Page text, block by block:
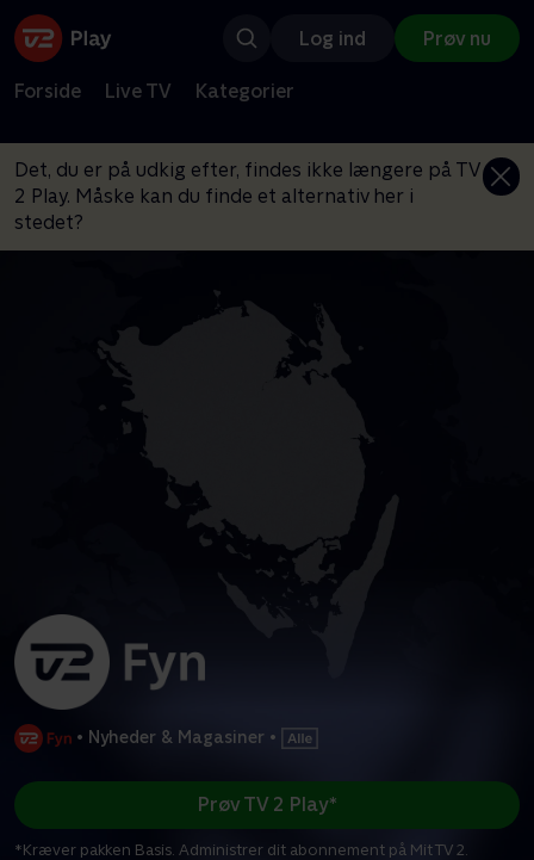
Log ind Prøv nu
Forside Live TV Kategorier
Det, du er på udkig efter, findes ikke længere på TV
2 Play. Måske kan du finde et alternativ her i
stedet?
• Nyheder & Magasiner •
Prøv TV 2 Play*
*Kræver pakken Basis. Administrer dit abonnement på Mit TV 2.